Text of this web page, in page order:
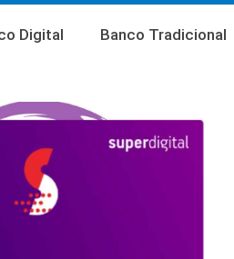
Digital Banco Tradicional